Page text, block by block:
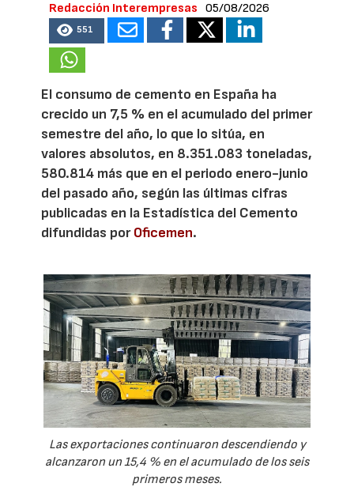
Redacción Interempresas 05/08/2026
551
El consumo de cemento en España ha
crecido un 7,5 % en el acumulado del primer
semestre del año, lo que lo sitúa, en
valores absolutos, en 8.351.083 toneladas,
580.814 más que en el periodo enero-junio
del pasado año, según las últimas cifras
publicadas en la Estadística del Cemento
difundidas porOficemen.
Las exportaciones continuaron descendiendo y
alcanzaron un 15,4 % en el acumulado de los seis
primeros meses.